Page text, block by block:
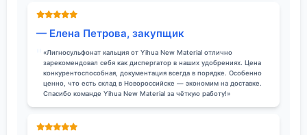
— Елена Петрова, закупщик
«Лигносульфонат кальция от Yihua New Material отлично
зарекомендовал себя как диспергатор в наших удобрениях. Цена
конкурентоспособная, документация всегда в порядке. Особенно
ценно, что есть склад в Новороссийске — экономим на доставке.
Спасибо команде Yihua New Material за чёткую работу!»